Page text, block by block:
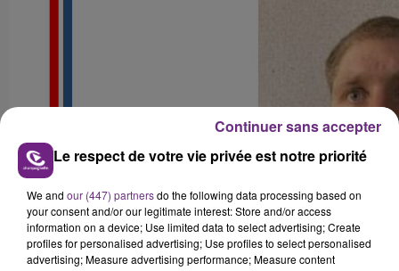
Le respect de votre vie privée est notre priorité
We and our (447) partnersdo the following data processing based on
your consent and/or our legitimate interest: Store and/or access
information on a device; Use limited data to select advertising; Create
profiles for personalised advertising; Use profiles to select personalised
advertising; Measure advertising performance; Measure content
Continuer sans accepter